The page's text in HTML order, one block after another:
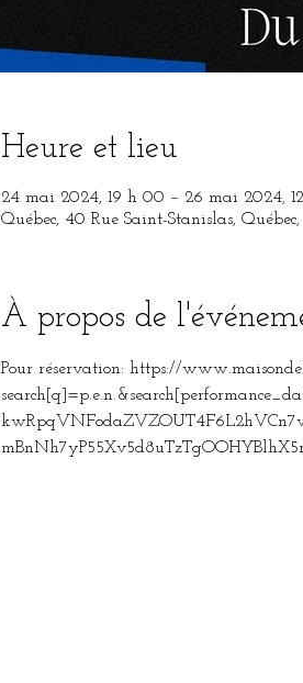
Heure et lieu
24 mai 2024, 19 h 00 – 26 mai 2024,
Québec, 40 Rue Saint-Stanislas, Québec,
À propos de
Pour réservation: https://